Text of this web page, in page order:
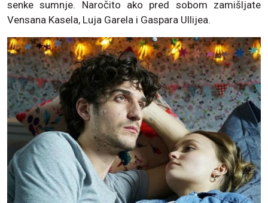
senke sumnje. Naročito ako pred sobom zamišljate
Vensana Kasela, Luja Garela i Gaspara Ullijea.